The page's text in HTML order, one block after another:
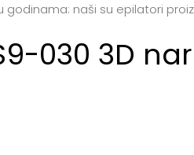
godinama: naši su epilatori
030 3D